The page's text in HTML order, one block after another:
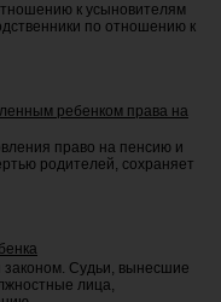
к усыновителям
по отношению к
ребенком права на
право на пенсию и
родителей, сохраняет
законом. Судьи, вынесшие
лица,